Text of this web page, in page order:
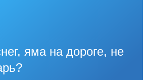
яма на дороге, не